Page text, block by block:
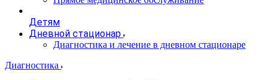
Детям
Дневной стационар
Диагностика и лечение в дневном стационаре
Диагностика